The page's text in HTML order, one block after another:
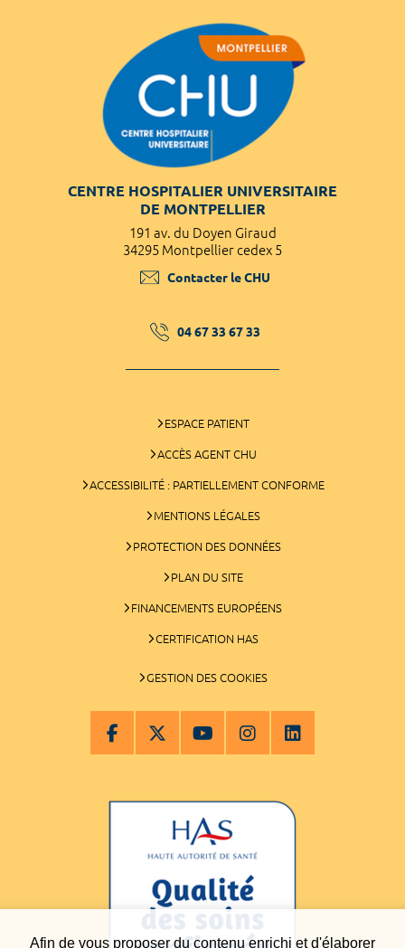
Afin de vous proposer du contenu enrichi et d'élaborer
CENTRE HOSPITALIER UNIVERSITAIRE
DE MONTPELLIER
191 av. du Doyen Giraud
34295 Montpellier cedex 5
Contacter le CHU
04 67 33 67 33
ESPACE PATIENT
ACCÈS AGENT CHU
ACCESSIBILITÉ : PARTIELLEMENT CONFORME
MENTIONS LÉGALES
PROTECTION DES DONNÉES
PLAN DU SITE
FINANCEMENTS EUROPÉENS
CERTIFICATION HAS
GESTION DES COOKIES